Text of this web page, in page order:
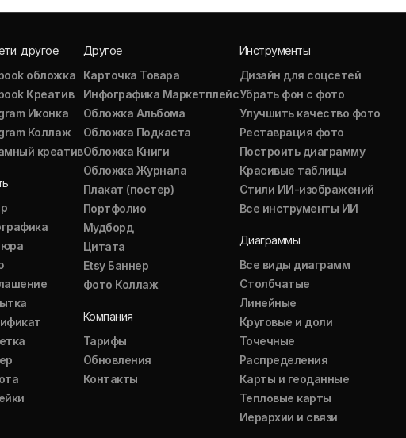
другое
обложка
Креатив
Иконка
Коллаж
креатив
Другое
Карточка Товара
Инфографика Маркетплейс
Обложка Альбома
Обложка Подкаста
Обложка Книги
Обложка Журнала
Плакат (постер)
Портфолио
Мудборд
Цитата
Etsy Баннер
Фото Коллаж
Компания
Тарифы
Обновления
Контакты
Инструменты
Дизайн для соцсетей
Убрать фон с фото
Улучшить качество фото
Реставрация фото
Построить диаграмму
Красивые таблицы
Стили ИИ-изображений
Все инструменты ИИ
Диаграммы
Все виды диаграмм
Столбчатые
Линейные
Круговые и доли
Точечные
Распределения
Карты и геоданные
Тепловые карты
Иерархии и связи